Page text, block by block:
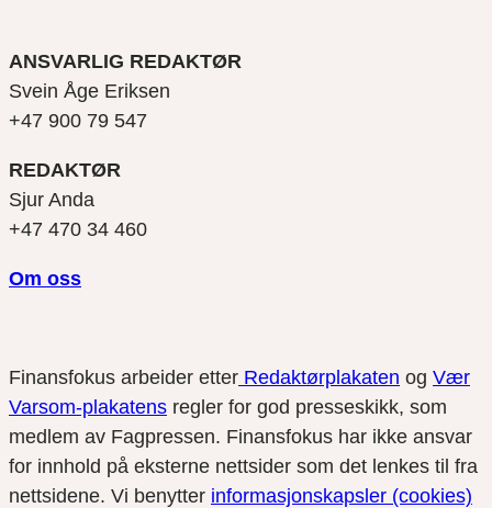
ANSVARLIG REDAKTØR
Svein Åge Eriksen
+47 900 79 547
REDAKTØR
Sjur Anda
+47 470 34 460
Om oss
Finansfokus arbeider etter Redaktørplakaten og Vær
Varsom-plakatens regler for god presseskikk, som
medlem av Fagpressen. Finansfokus har ikke ansvar
for innhold på eksterne nettsider som det lenkes til fra
nettsidene. Vi benytter informasjonskapsler (cookies)